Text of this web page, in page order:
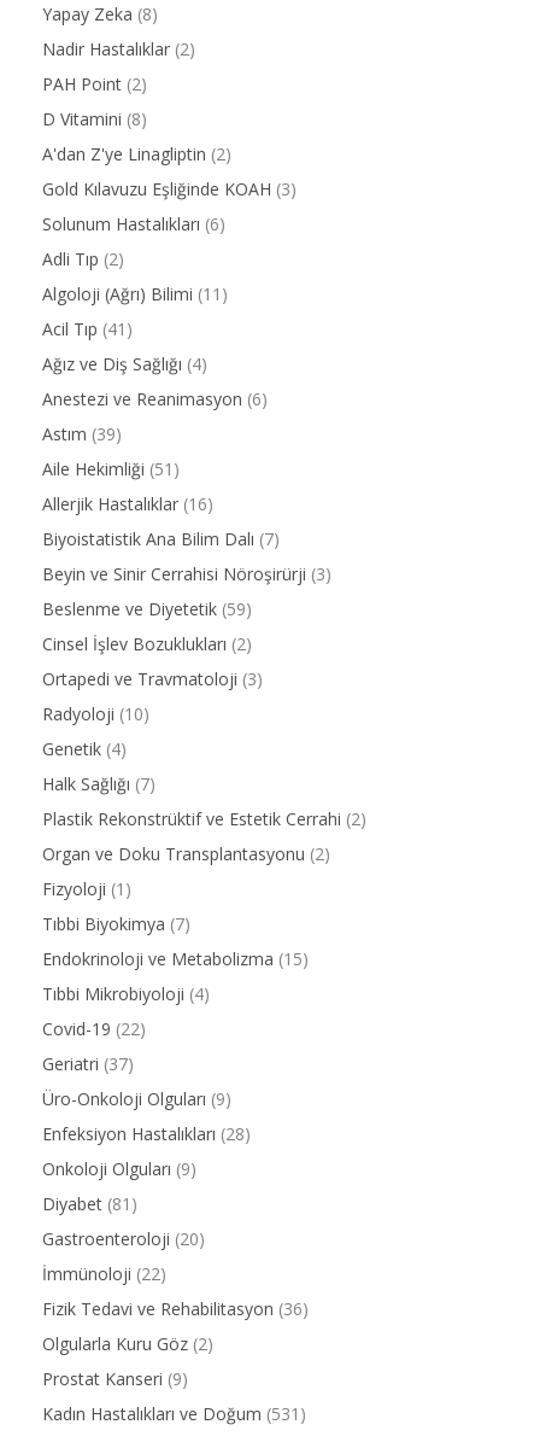
Yapay Zeka (8)
Nadir Hastalıklar (2)
PAH Point (2)
D Vitamini (8)
A'dan Z'ye Linagliptin (2)
Gold Kılavuzu Eşliğinde KOAH (3)
Solunum Hastalıkları (6)
Adli Tıp (2)
Algoloji (Ağrı) Bilimi (11)
Acil Tıp (41)
Ağız ve Diş Sağlığı (4)
Anestezi ve Reanimasyon (6)
Astım (39)
Aile Hekimliği (51)
Allerjik Hastalıklar (16)
Biyoistatistik Ana Bilim Dalı (7)
Beyin ve Sinir Cerrahisi Nöroşirürji (3)
Beslenme ve Diyetetik (59)
Cinsel İşlev Bozuklukları (2)
Ortapedi ve Travmatoloji (3)
Radyoloji (10)
Genetik (4)
Halk Sağlığı (7)
Plastik Rekonstrüktif ve Estetik Cerrahi (2)
Organ ve Doku Transplantasyonu (2)
Fizyoloji (1)
Tıbbi Biyokimya (7)
Endokrinoloji ve Metabolizma (15)
Tıbbi Mikrobiyoloji (4)
Covid-19 (22)
Geriatri (37)
Üro-Onkoloji Olguları (9)
Enfeksiyon Hastalıkları (28)
Onkoloji Olguları (9)
Diyabet (81)
Gastroenteroloji (20)
İmmünoloji (22)
Fizik Tedavi ve Rehabilitasyon (36)
Olgularla Kuru Göz (2)
Prostat Kanseri (9)
Kadın Hastalıkları ve Doğum (531)